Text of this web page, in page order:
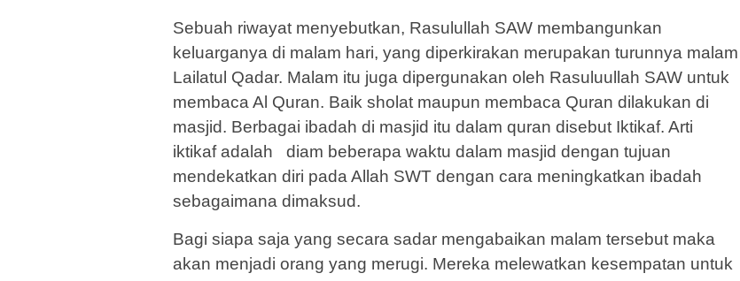
Sebuah riwayat menyebutkan, Rasulullah SAW membangunkan
keluarganya di malam hari, yang diperkirakan merupakan turunnya malam
Lailatul Qadar. Malam itu juga dipergunakan oleh Rasuluullah SAW untuk
membaca Al Quran. Baik sholat maupun membaca Quran dilakukan di
masjid. Berbagai ibadah di masjid itu dalam quran disebut Iktikaf. Arti
iktikaf adalah diam beberapa waktu dalam masjid dengan tujuan
mendekatkan diri pada Allah SWT dengan cara meningkatkan ibadah
sebagaimana dimaksud.
Bagi siapa saja yang secara sadar mengabaikan malam tersebut maka
akan menjadi orang yang merugi. Mereka melewatkan kesempatan untuk